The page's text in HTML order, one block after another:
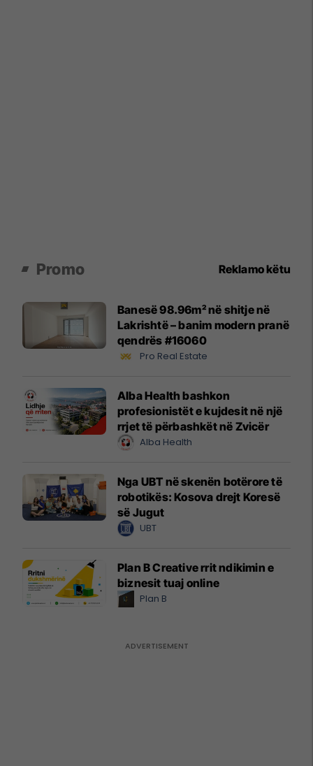
Promo Reklamo këtu
Banesë 98.96m² në shitje në
Lakrishtë – banim modern pranë
qendrës #16060
Pro Real Estate
Alba Health bashkon
profesionistët e kujdesit në një
rrjet të përbashkët në Zvicër
Alba Health
Nga UBT në skenën botërore të
robotikës: Kosova drejt Koresë
së Jugut
UBT
Plan B Creative rrit ndikimin e
biznesit tuaj online
Plan B